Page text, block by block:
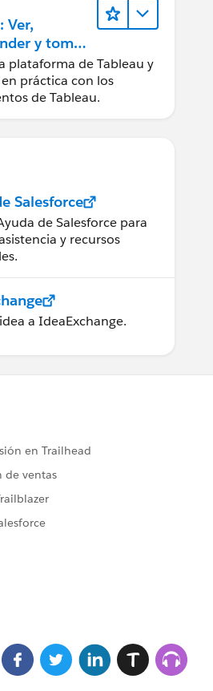
Ver,
y tomar
a partir de
plataforma de Tableau y
práctica con los
de Tableau.
Salesforce
de Salesforce para
y recursos
a IdeaExchange.